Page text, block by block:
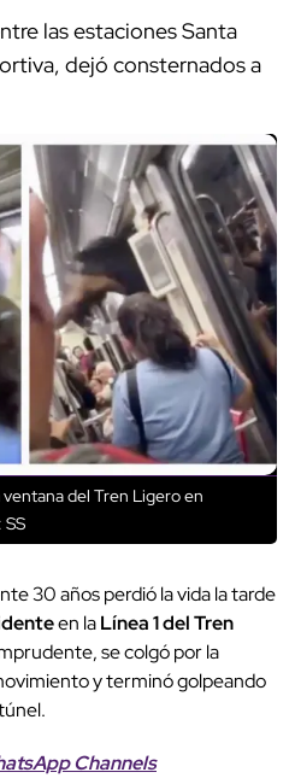
las estaciones Santa
dejó consternados a
del Tren Ligero en
30 años perdió la vida la tarde
en laLínea 1 del Tren
se colgó por la
y terminó golpeando
Channels